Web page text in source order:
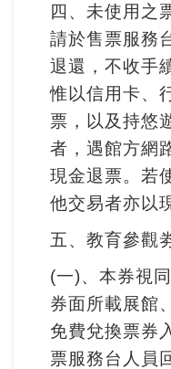
四、未使用之
請於售票服務
退還，不收手
惟以信用卡、
票，以及持悠
者，遇館方網
現金退票。若
他交易者亦以
五、教育參觀
(一)、本券視
券面所載展館
免費兌換票券
票服務台人員